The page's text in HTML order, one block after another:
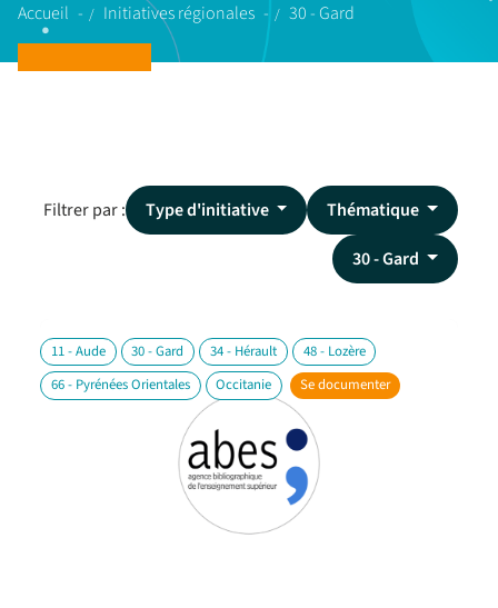
Accueil Initiatives régionales 30 - Gard
Filtrer par : Type d'initiative
Thématique
30 - Gard
11 - Aude 30 - Gard 34 - Hérault
48 - Lozère
66 - Pyrénées Orientales
Occitanie Se documenter